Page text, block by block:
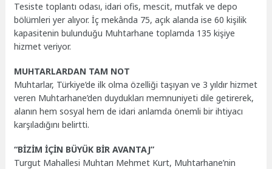
Tesiste toplantı odası, idari ofis, mescit, mutfak ve depo
bölümleri yer alıyor. İç mekânda 75, açık alanda ise 60 kişilik
kapasitenin bulunduğu Muhtarhane toplamda 135 kişiye
hizmet veriyor.
MUHTARLARDAN TAM NOT
Muhtarlar, Türkiye’de ilk olma özelliği taşıyan ve 3 yıldır hizmet
veren Muhtarhane’den duydukları memnuniyeti dile getirerek,
alanın hem sosyal hem de idari anlamda önemli bir ihtiyacı
karşıladığını belirtti.
“BİZİM İÇİN BÜYÜK BİR AVANTAJ”
Turgut Mahallesi Muhtarı Mehmet Kurt, Muhtarhane’nin